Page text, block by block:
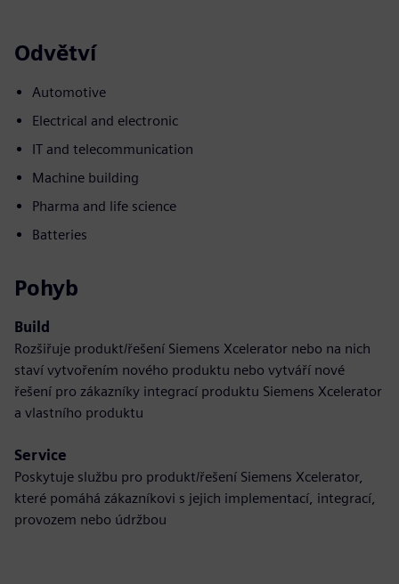
Odvětví
Automotive
Electrical and electronic
IT and telecommunication
Machine building
Pharma and life science
Batteries
Pohyb
Build
Rozšiřuje produkt/řešení Siemens Xcelerator nebo na nich
staví vytvořením nového produktu nebo vytváří nové
řešení pro zákazníky integrací produktu Siemens Xcelerator
a vlastního produktu
Service
Poskytuje službu pro produkt/řešení Siemens Xcelerator,
které pomáhá zákazníkovi s jejich implementací, integrací,
provozem nebo údržbou